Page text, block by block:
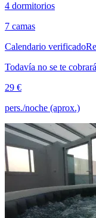
4 dormitorios
7 camas
Calendario verificado
Todavía no se te
29 €
pers./noche (aprox.)